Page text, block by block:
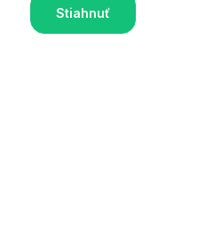
Stiahnuť